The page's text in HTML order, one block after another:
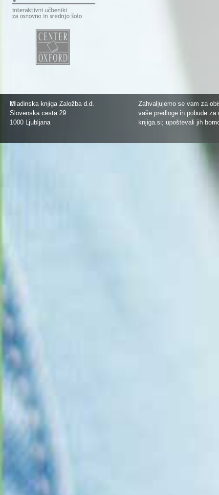
©
Mladinska knjiga Založba d.d.
Slovenska cesta 29
1000 Ljubljana
Zahvaljujemo se vam za
vaše predloge in pobude
knjiga.si; upoštevali jih